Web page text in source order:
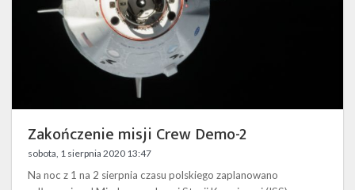
Zakończenie misji Crew Demo-2
sobota, 1 sierpnia 2020 13:47
Na noc z 1 na 2 sierpnia czasu polskiego zaplanowano